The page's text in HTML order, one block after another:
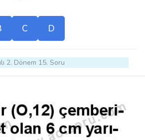
C D
2. Dönem 15. Soru